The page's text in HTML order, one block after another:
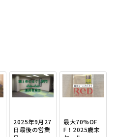
2025年9月27
日最後の営業
最大70%OF
F！2025歳末